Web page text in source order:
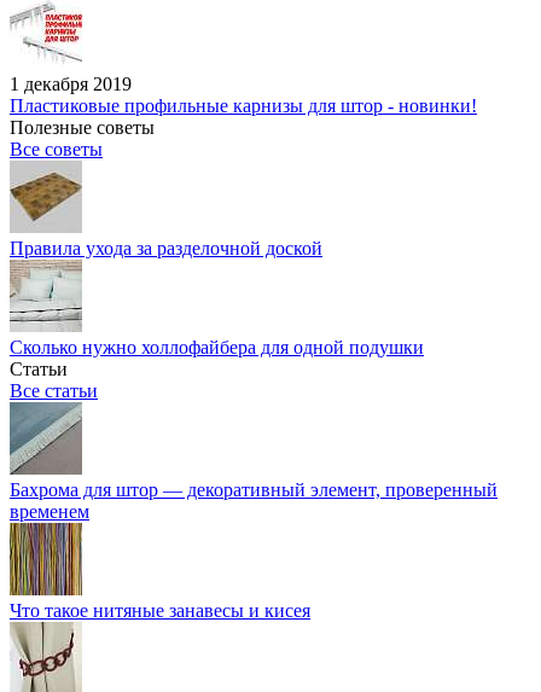
1 декабря 2019
Пластиковые профильные карнизы для штор - новинки!
Полезные советы
Все советы
Правила ухода за разделочной доской
Сколько нужно холлофайбера для одной подушки
Статьи
Все статьи
Бахрома для штор — декоративный элемент, проверенный
временем
Что такое нитяные занавесы и кисея